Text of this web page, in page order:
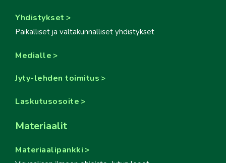
Yhdistykset
Paikalliset ja valtakunnalliset yhdistykset
Medialle
Jyty-lehden toimitus
Laskutusosoite
Materiaalit
Materiaalipankki